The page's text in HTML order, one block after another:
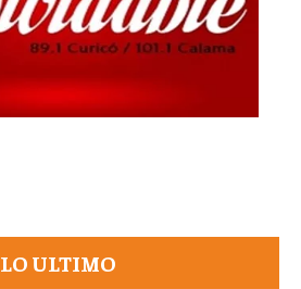
LO ULTIMO